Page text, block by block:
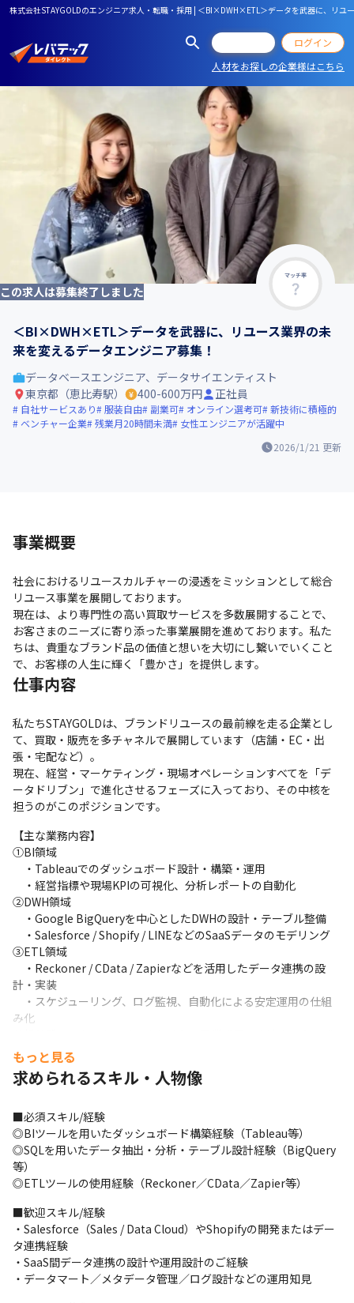
株式会社STAYGOLDのエンジニア求人・転職・採用 | ＜BI×DWH×ETL＞データを武器に、リユ
ログイン
人材をお探しの企業様はこちら
マッチ率
この求人は募集終了しました
＜BI×DWH×ETL＞データを武器に、リユース業界の未
来を変えるデータエンジニア募集！
2026/1/21 更新
データベースエンジニア、データサイエンティスト
東京都（恵比寿駅）
400-600万円 正社員
自社サービスあり 服装自由 副業可 オンライン選考可 新技術に積極的
ベンチャー企業 残業月20時間未満 女性エンジニアが活躍中
事業概要
社会におけるリユースカルチャーの浸透をミッションとして総合
リユース事業を展開しております。
現在は、より専門性の高い買取サービスを多数展開することで、
お客さまのニーズに寄り添った事業展開を進めております。私た
ちは、貴重なブランド品の価値と想いを大切にし繋いでいくこと
で、お客様の人生に輝く「豊かさ」を提供します。
仕事内容
私たちSTAYGOLDは、ブランドリユースの最前線を走る企業とし
て、買取・販売を多チャネルで展開しています（店舗・EC・出
張・宅配など）。
現在、経営・マーケティング・現場オペレーションすべてを「デ
ータドリブン」で進化させるフェーズに入っており、その中核を
担うのがこのポジションです。
【主な業務内容】
①BI領域
・Tableauでのダッシュボード設計・構築・運用
・経営指標や現場KPIの可視化、分析レポートの自動化
②DWH領域
・Google BigQueryを中心としたDWHの設計・テーブル整備
・Salesforce / Shopify / LINEなどのSaaSデータのモデリング
③ETL領域
・Reckoner / CData / Zapierなどを活用したデータ連携の設
計・実装
・スケジューリング、ログ監視、自動化による安定運用の仕組
み化
い、どちらも実感できるポジションです！
＜変更の範囲＞会社の定める業務
もっと見る
求められるスキル・人物像
■必須スキル/経験
◎BIツールを用いたダッシュボード構築経験（Tableau等）
◎SQLを用いたデータ抽出・分析・テーブル設計経験（BigQuery
等）
◎ETLツールの使用経験（Reckoner／CData／Zapier等）
■歓迎スキル/経験
・Salesforce（Sales / Data Cloud）やShopifyの開発またはデー
タ連携経験
・SaaS間データ連携の設計や運用設計のご経験
・データマート／メタデータ管理／ログ設計などの運用知見